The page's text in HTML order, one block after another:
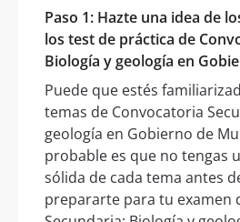
Paso 1: Hazte una idea de
los test de práctica de
Biología y geología en
Puede que estés
temas de Convocatoria
geología en Gobierno de
probable es que no tengas
sólida de cada tema antes
prepararte para tu examen